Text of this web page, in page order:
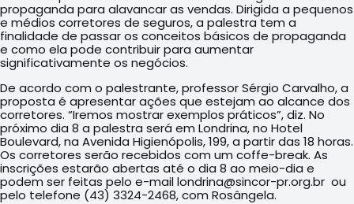
propaganda para alavancar as vendas. Dirigida a pequenos
e médios corretores de seguros, a palestra tem a
finalidade de passar os conceitos básicos de propaganda
e como ela pode contribuir para aumentar
significativamente os negócios.
De acordo com o palestrante, professor Sérgio Carvalho, a
proposta é apresentar ações que estejam ao alcance dos
corretores. “Iremos mostrar exemplos práticos”, diz. No
próximo dia 8 a palestra será em Londrina, no Hotel
Boulevard, na Avenida Higienópolis, 199, a partir das 18 horas.
Os corretores serão recebidos com um coffe-break. As
inscrições estarão abertas até o dia 8 ao meio-dia e
podem ser feitas pelo e-mail londrina@sincor-pr.org.br ou
pelo telefone (43) 3324-2468, com Rosângela.